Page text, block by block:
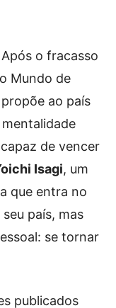
o fracasso
Mundo de
propõe ao país
de vencer
Isagi, um
que entra no
país, mas
se tornar
publicados